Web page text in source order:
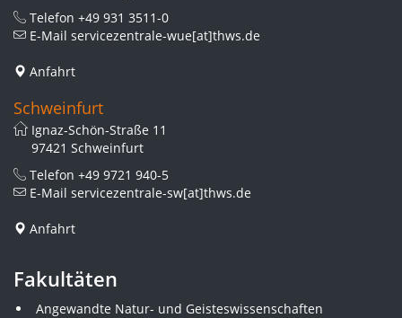
Telefon +49 931 3511-0
E-Mail servicezentrale-wue[at]thws.de
Anfahrt
Schweinfurt
Ignaz-Schön-Straße 11
97421 Schweinfurt
Telefon +49 9721 940-5
E-Mail servicezentrale-sw[at]thws.de
Anfahrt
Fakultäten
Angewandte Natur- und Geisteswissenschaften